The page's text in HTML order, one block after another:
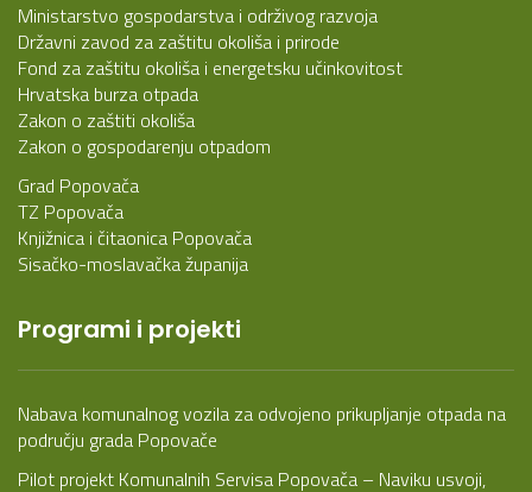
Ministarstvo gospodarstva i održivog razvoja
Državni zavod za zaštitu okoliša i prirode
Fond za zaštitu okoliša i energetsku učinkovitost
Hrvatska burza otpada
Zakon o zaštiti okoliša
Zakon o gospodarenju otpadom
Grad Popovača
TZ Popovača
Knjižnica i čitaonica Popovača
Sisačko-moslavačka županija
Programi i projekti
Nabava komunalnog vozila za odvojeno prikupljanje otpada na
području grada Popovače
Pilot projekt Komunalnih Servisa Popovača – Naviku usvoji,